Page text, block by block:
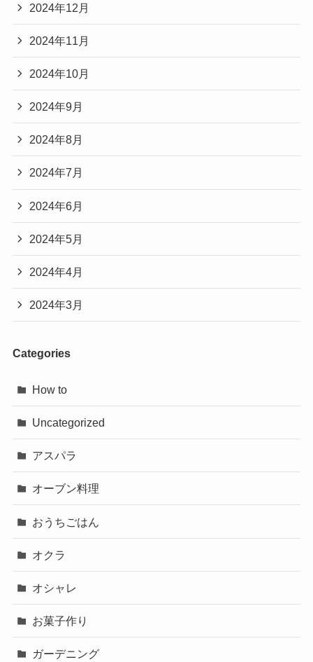
2024年12月
2024年11月
2024年10月
2024年9月
2024年8月
2024年7月
2024年6月
2024年5月
2024年4月
2024年3月
Categories
How to
Uncategorized
アスパラ
オーブン料理
おうちごはん
オクラ
オシャレ
お菓子作り
ガーデニング